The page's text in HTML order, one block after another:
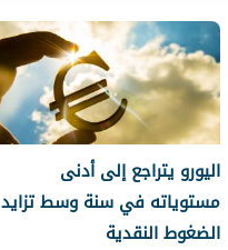
اليورو يتراجع إلى أدنى
مستوياته في سنة وسط تزايد
الضغوط النقدية